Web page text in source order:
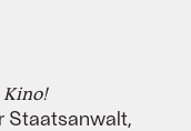
Kino!
Staatsanwalt,